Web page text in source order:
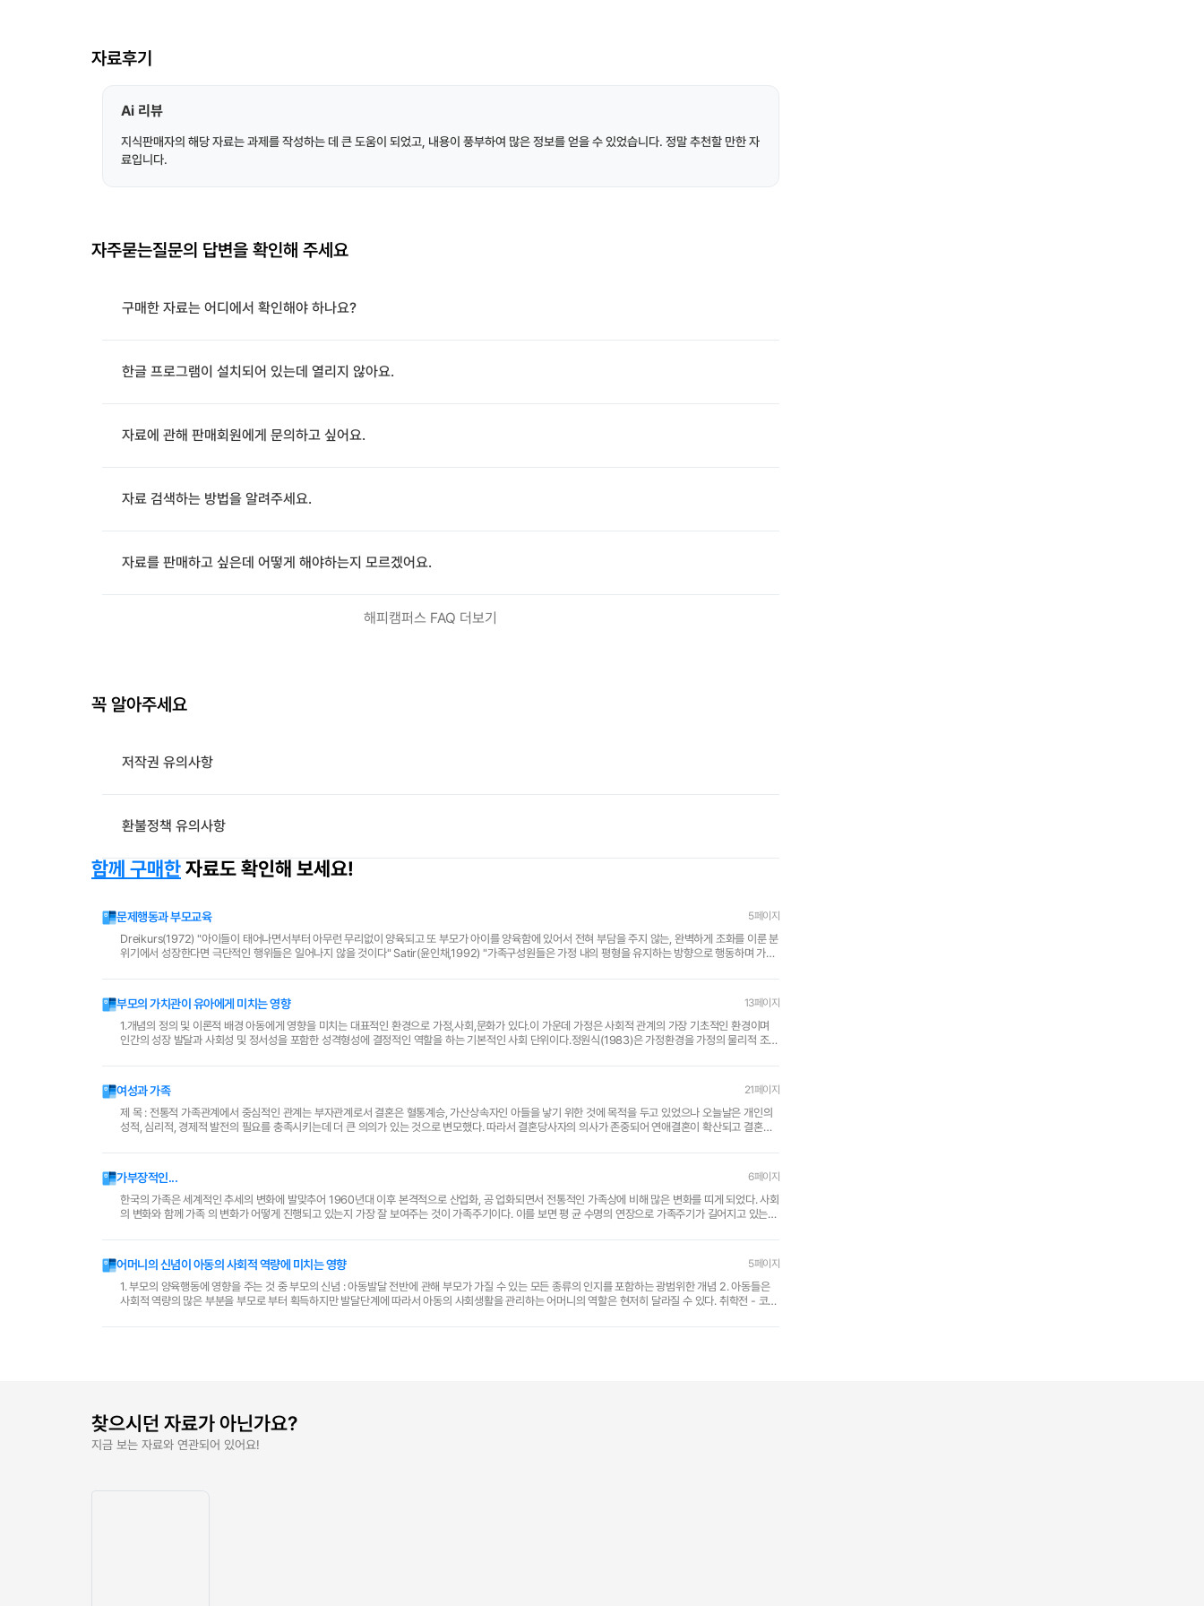
자료후기
Ai 리뷰
지식판매자의 해당 자료는 과제를 작성하는 데 큰 도움이 되었고, 내용이 풍부하여 많은 정보를 얻을 수 있었습니다. 정말 추천할 만한 자
료입니다.
자주묻는질문의 답변을 확인해 주세요
구매한 자료는 어디에서 확인해야 하나요?
한글 프로그램이 설치되어 있는데 열리지 않아요.
자료에 관해 판매회원에게 문의하고 싶어요.
자료 검색하는 방법을 알려주세요.
자료를 판매하고 싶은데 어떻게 해야하는지 모르겠어요.
해피캠퍼스 FAQ 더보기
꼭 알아주세요
저작권 유의사항
환불정책 유의사항
함께 구매한자료도 확인해 보세요!
문제행동과 부모교육 5페이지
Dreikurs(1972) "아이들이 태어나면서부터 아무런 무리없이 양육되고 또 부모가 아이를 양육함에 있어서 전혀 부담을 주지 않는, 완벽하게 조화를 이룬 분
위기에서 성장한다면 극단적인 행위들은 일어나지 않을 것이다" Satir(윤인채,1992) "가족구성원들은 가정 내의 평형을 유지하는 방향으로 행동하며 가족
부모의 가치관이 유아에게 미치는 영향 13페이지
1.개념의 정의 및 이론적 배경 아동에게 영향을 미치는 대표적인 환경으로 가정,사회,문화가 있다.이 가운데 가정은 사회적 관계의 가장 기초적인 환경이며
인간의 성장 발달과 사회성 및 정서성을 포함한 성격형성에 결정적인 역할을 하는 기본적인 사회 단위이다.정원식(1983)은 가정환경을 가정의 물리적 조
여성과 가족 21페이지
제 목 : 전통적 가족관계에서 중심적인 관계는 부자관계로서 결혼은 혈통계승, 가산상속자인 아들을 낳기 위한 것에 목적을 두고 있었으나 오늘날은 개인의
성적, 심리적, 경제적 발전의 필요를 충족시키는데 더 큰 의의가 있는 것으로 변모했다. 따라서 결혼당사자의 의사가 존중되어 연애결혼이 확산되고 결혼의
가부장적인... 6페이지
한국의 가족은 세계적인 추세의 변화에 발맞추어 1960년대 이후 본격적으로 산업화, 공 업화되면서 전통적인 가족상에 비해 많은 변화를 띠게 되었다. 사회
의 변화와 함께 가족 의 변화가 어떻게 진행되고 있는지 가장 잘 보여주는 것이 가족주기이다. 이를 보면 평 균 수명의 연장으로 가족주기가 길어지고 있는데
어머니의 신념이 아동의 사회적 역량에 미치는 영향 5페이지
1. 부모의 양육행동에 영향을 주는 것 중 부모의 신념 : 아동발달 전반에 관해 부모가 가질 수 있는 모든 종류의 인지를 포함하는 광범위한 개념 2. 아동들은
사회적 역량의 많은 부분을 부모로 부터 획득하지만 발달단계에 따라서 아동의 사회생활을 관리하는 어머니의 역할은 현저히 달라질 수 있다. 취학전 - 코
찾으시던 자료가 아닌가요?
지금 보는 자료와 연관되어 있어요!